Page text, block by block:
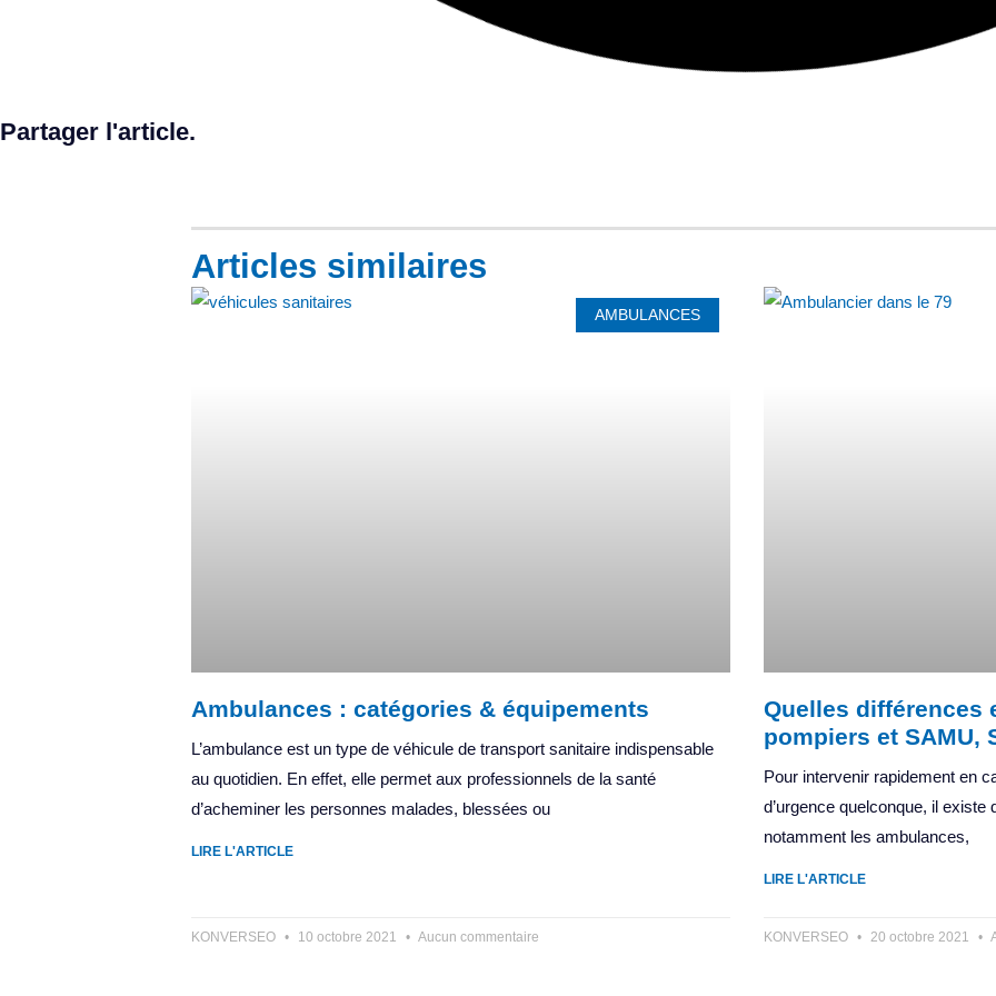
Partager l'article.
Articles similaires
AMBULANCES
Ambulances : catégories & équipements
L’ambulance est un type de véhicule de transport sanitaire indispensable
au quotidien. En effet, elle permet aux professionnels de la santé
d’acheminer les personnes malades, blessées ou
LIRE L'ARTICLE
KONVERSEO 10 octobre 2021 Aucun commentaire
Quelles différences
pompiers et SAMU,
Pour intervenir rapidement en
d’urgence quelconque, il existe
notamment les ambulances,
LIRE L'ARTICLE
KONVERSEO 20 octobre 2021